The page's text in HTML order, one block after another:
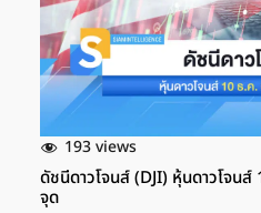
193 views
ดัชนีดาวโจนส์ (DJI) หุ้นดาวโจน
จุด